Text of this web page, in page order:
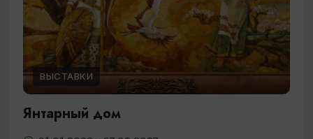
ВЫСТАВКИ
Янтарный дом